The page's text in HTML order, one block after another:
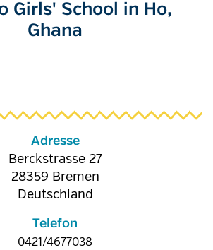
Girls' School in Ho,
Ghana
Adresse
Berckstrasse 27
28359 Bremen
Deutschland
Telefon
0421/4677038